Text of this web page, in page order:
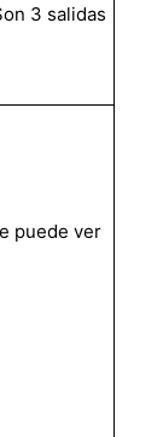
3 salidas
puede ver